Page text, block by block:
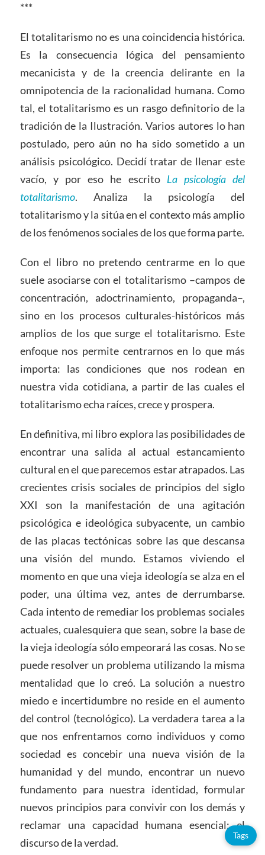
***
El totalitarismo no es una coincidencia histórica.
Es la consecuencia lógica del pensamiento
mecanicista y de la creencia delirante en la
omnipotencia de la racionalidad humana. Como
tal, el totalitarismo es un rasgo definitorio de la
tradición de la Ilustración. Varios autores lo han
postulado, pero aún no ha sido sometido a un
análisis psicológico. Decidí tratar de llenar este
vacío, y por eso he escrito La psicología del
totalitarismo. Analiza la psicología del
totalitarismo y la sitúa en el contexto más amplio
de los fenómenos sociales de los que forma parte.
Con el libro no pretendo centrarme en lo que
suele asociarse con el totalitarismo –campos de
concentración, adoctrinamiento, propaganda–,
sino en los procesos culturales-históricos más
amplios de los que surge el totalitarismo. Este
enfoque nos permite centrarnos en lo que más
importa: las condiciones que nos rodean en
nuestra vida cotidiana, a partir de las cuales el
totalitarismo echa raíces, crece y prospera.
En definitiva, mi libro explora las posibilidades de
encontrar una salida al actual estancamiento
cultural en el que parecemos estar atrapados. Las
crecientes crisis sociales de principios del siglo
XXI son la manifestación de una agitación
psicológica e ideológica subyacente, un cambio
de las placas tectónicas sobre las que descansa
una visión del mundo. Estamos viviendo el
momento en que una vieja ideología se alza en el
poder, una última vez, antes de derrumbarse.
Cada intento de remediar los problemas sociales
actuales, cualesquiera que sean, sobre la base de
la vieja ideología sólo empeorará las cosas. No se
puede resolver un problema utilizando la misma
mentalidad que lo creó. La solución a nuestro
miedo e incertidumbre no reside en el aumento
del control (tecnológico). La verdadera tarea a la
que nos enfrentamos como individuos y como
sociedad es concebir una nueva visión de la
humanidad y del mundo, encontrar un nuevo
fundamento para nuestra identidad, formular
nuevos principios para convivir con los demás y
reclamar una capacidad humana esencial: el
discurso de la verdad.
Tags